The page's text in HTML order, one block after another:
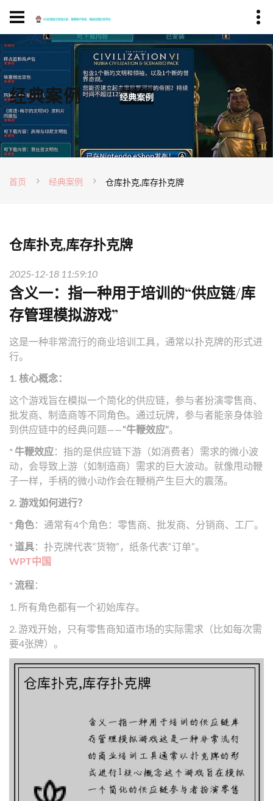
经典案例
首页 经典案例 仓库扑克,库存扑克牌
仓库扑克,库存扑克牌
2025-12-18 11:59:10
含义一：指一种用于培训的“供应链/库
存管理模拟游戏”
这是一种非常流行的商业培训工具，通常以扑克牌的形式进
行。
1. 核心概念：
这个游戏旨在模拟一个简化的供应链，参与者扮演零售商、
批发商、制造商等不同角色。通过玩牌，参与者能亲身体验
到供应链中的经典问题——“牛鞭效应”。
* 牛鞭效应：指的是供应链下游（如消费者）需求的微小波
动，会导致上游（如制造商）需求的巨大波动。就像甩动鞭
子一样，手柄的微小动作会在鞭梢产生巨大的震荡。
2. 游戏如何进行？
* 角色：通常有4个角色：零售商、批发商、分销商、工厂。
* 道具：扑克牌代表“货物”，纸条代表“订单”。
WPT中国
*流程：
1. 所有角色都有一个初始库存。
2. 游戏开始，只有零售商知道市场的实际需求（比如每次需
要4张牌）。